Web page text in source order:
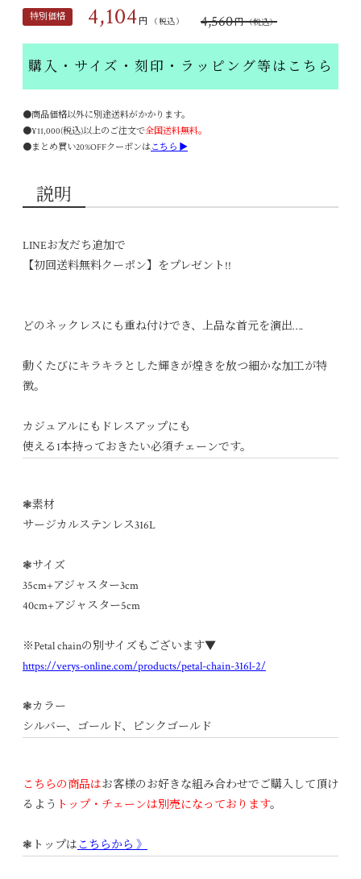
特別価格 4,104 円 （税込） 4,560円（税込）
購入・サイズ・刻印・ラッピング等はこちら
●商品価格以外に別途送料がかかります。
●¥11,000(税込)以上のご注文で全国送料無料。
●まとめ買い20%OFFクーポンはこちら ▶
説明
LINEお友だち追加で
【初回送料無料クーポン】をプレゼント!!
どのネックレスにも重ね付けでき、上品な首元を演出….
動くたびにキラキラとした輝きが煌きを放つ細かな加工が特
徴。
カジュアルにもドレスアップにも
使える1本持っておきたい必須チェーンです。
❃素材
サージカルステンレス316L
❃サイズ
35cm+アジャスター3cm
40cm+アジャスター5cm
※Petal chainの別サイズもございます▼
https://verys-online.com/products/petal-chain-316l-2/
❃カラー
シルバー、ゴールド、ピンクゴールド
こちらの商品はお客様のお好きな組み合わせでご購入して頂け
るよう トップ・チェーンは別売になっております。
❃トップは こちらから 》